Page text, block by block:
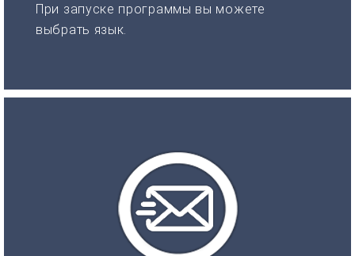
При запуске программы вы можете
выбрать язык.